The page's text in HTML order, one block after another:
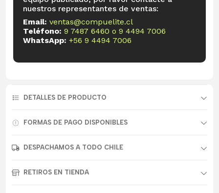
nuestros representantes de ventas:
Email: ventas@compuelite.cl
Teléfono: 9 7487 6460 o 9 4494 7006
WhatsApp: +56 9 4494 7006
DETALLES DE PRODUCTO
FORMAS DE PAGO DISPONIBLES
DESPACHAMOS A TODO CHILE
RETIROS EN TIENDA